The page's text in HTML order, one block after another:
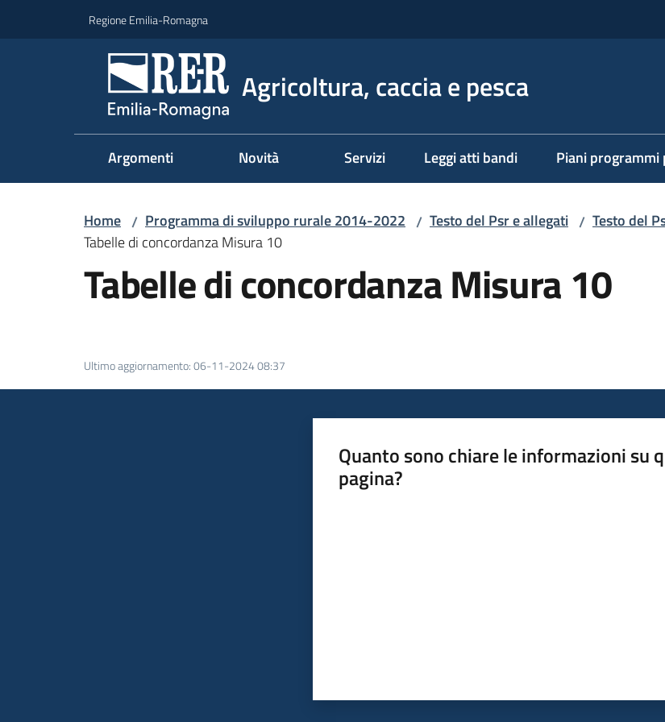
Regione Emilia-Romagna
Agricoltura, caccia e pesca
Argomenti Novità Servizi Leggi atti bandi Piani
Home / Programma di sviluppo rurale 2014-2022 / Testo del Psr e allegati / Testo del
Tabelle di concordanza Misura 10
Tabelle di concordanza Misura 10
Ultimo aggiornamento:06-11-2024 08:37
Quanto sono chiare le informazioni su
pagina?